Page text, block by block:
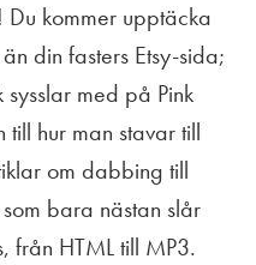
kommer upptäcka
din fasters Etsy-sida;
med på Pink
till hur man stavar till
om dabbing till
bara nästan slår
från HTML till MP3.